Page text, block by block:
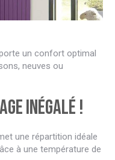
un confort optimal
neuves ou
inégalé !
une répartition idéale
à une température de